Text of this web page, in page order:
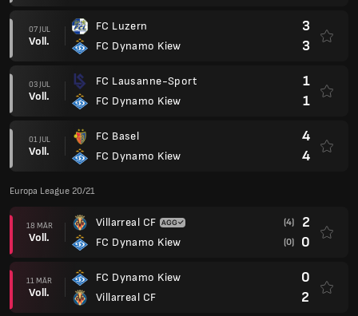
07 JUL
Voll.
FC Luzern
FC Dynamo Kiew
3
3
03 JUL
Voll.
FC Lausanne-Sport
FC Dynamo Kiew
1
1
01 JUL
Voll.
FC Basel
FC Dynamo Kiew
4
4
Europa League 20/21
18 MÄR
Voll.
Villarreal CF
FC Dynamo Kiew
(4) 2
(0) 0
11 MÄR
Voll.
FC Dynamo Kiew
Villarreal CF
0
2